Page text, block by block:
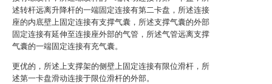
述转杆远离升降杆的一端固定连接有第二卡盘，所述连接
座的内底壁上固定连接有支撑气囊，所述支撑气囊的外部
固定连接有延伸至连接座外部的气管，所述气管远离支撑
气囊的一端固定连接有充气囊。
更优的，所述上支撑架的侧壁上固定连接有限位滑杆，所
述第一卡盘滑动连接于限位滑杆的外部。